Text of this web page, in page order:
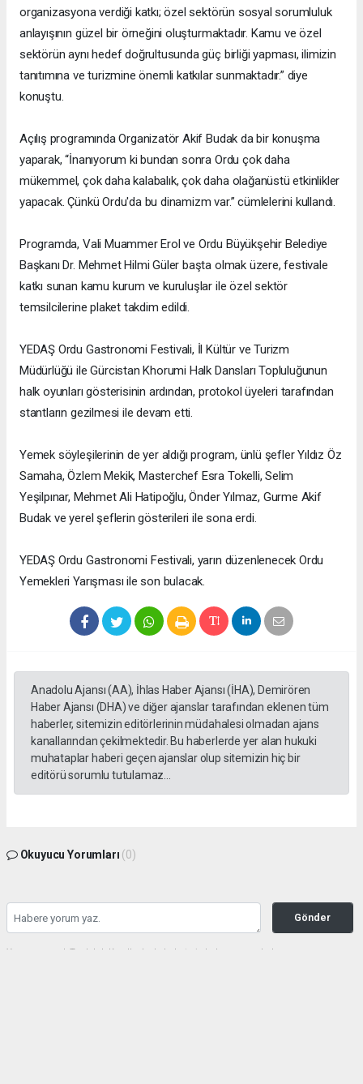
organizasyona verdiği katkı; özel sektörün sosyal sorumluluk
anlayışının güzel bir örneğini oluşturmaktadır. Kamu ve özel
sektörün aynı hedef doğrultusunda güç birliği yapması, ilimizin
tanıtımına ve turizmine önemli katkılar sunmaktadır.” diye
konuştu.
Açılış programında Organizatör Akif Budak da bir konuşma
yaparak, “İnanıyorum ki bundan sonra Ordu çok daha
mükemmel, çok daha kalabalık, çok daha olağanüstü etkinlikler
yapacak. Çünkü Ordu'da bu dinamizm var.” cümlelerini kullandı.
Programda, Vali Muammer Erol ve Ordu Büyükşehir Belediye
Başkanı Dr. Mehmet Hilmi Güler başta olmak üzere, festivale
katkı sunan kamu kurum ve kuruluşlar ile özel sektör
temsilcilerine plaket takdim edildi.
YEDAŞ Ordu Gastronomi Festivali, İl Kültür ve Turizm
Müdürlüğü ile Gürcistan Khorumi Halk Dansları Topluluğunun
halk oyunları gösterisinin ardından, protokol üyeleri tarafından
stantların gezilmesi ile devam etti.
Yemek söyleşilerinin de yer aldığı program, ünlü şefler Yıldız Öz
Samaha, Özlem Mekik, Masterchef Esra Tokelli, Selim
Yeşilpınar, Mehmet Ali Hatipoğlu, Önder Yılmaz, Gurme Akif
Budak ve yerel şeflerin gösterileri ile sona erdi.
YEDAŞ Ordu Gastronomi Festivali, yarın düzenlenecek Ordu
Yemekleri Yarışması ile son bulacak.
Anadolu Ajansı (AA), İhlas Haber Ajansı (İHA), Demirören
Haber Ajansı (DHA) ve diğer ajanslar tarafından eklenen tüm
haberler, sitemizin editörlerinin müdahalesi olmadan ajans
kanallarından çekilmektedir. Bu haberlerde yer alan hukuki
muhataplar haberi geçen ajanslar olup sitemizin hiç bir
editörü sorumlu tutulamaz...
Okuyucu Yorumları (0)
Gönder
Yorum yazarak Topluluk Kuralları’nı kabul etmiş bulunuyor ve haberunye.com